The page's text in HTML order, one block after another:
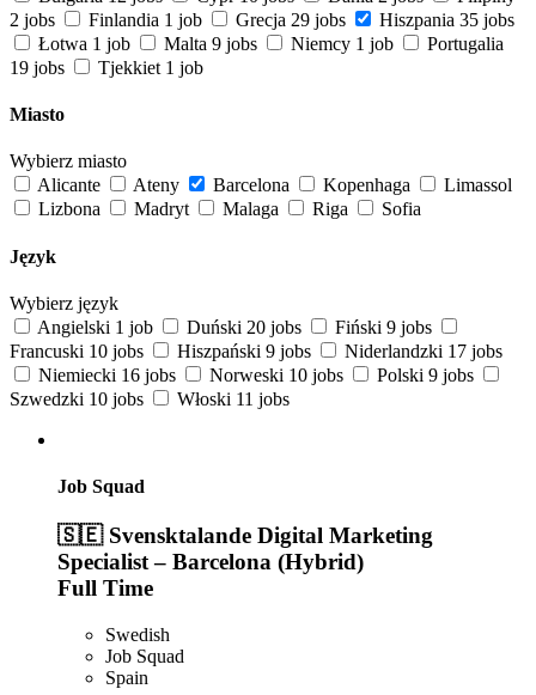
2 jobs
Finlandia 1 job Grecja 29 jobs Hiszpania 35 jobs
Łotwa 1 job Malta 9 jobs Niemcy 1 job
Portugalia
19 jobs
Tjekkiet 1 job
Miasto
Wybierz miasto
Alicante
Ateny Barcelona Kopenhaga
Limassol
Lizbona
Madryt Malaga Riga Sofia
Język
Wybierz język
Angielski 1 job Duński 20 jobs Fiński 9 jobs
Francuski 10 jobs Hiszpański 9 jobs Niderlandzki 17 jobs
Niemiecki 16 jobs Norweski 10 jobs Polski 9 jobs
Szwedzki 10 jobs Włoski 11 jobs
Job Squad
🇸🇪 Svensktalande Digital Marketing
Specialist – Barcelona (Hybrid)
Full Time
Swedish
Job Squad
Spain